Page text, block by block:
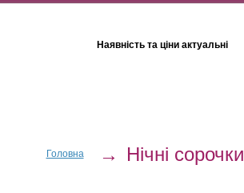
Наявність та ціни актуальні
Головна → Нічні сорочки